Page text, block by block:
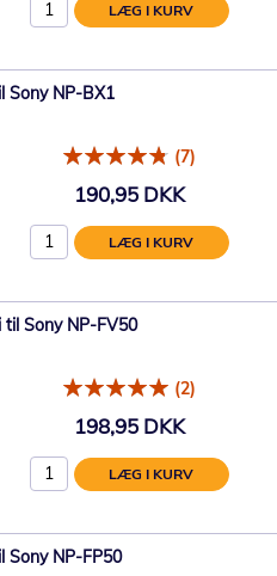
LÆG I KURV
Sony NP-BX1
(7)
190,95 DKK
LÆG I KURV
Sony NP-FV50
(2)
198,95 DKK
LÆG I KURV
Sony NP-FP50